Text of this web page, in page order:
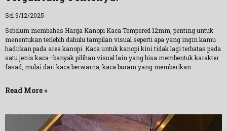
Sel 9/12/2025
Sebelum membahas Harga Kanopi Kaca Tempered 12mm, penting untuk
menentukan terlebih dahulu tampilan visual seperti apa yang ingin kamu
hadirkan pada area kanopi. Kaca untuk kanopi kini tidak lagi terbatas pada
satu jenis kaca—banyak pilihan visual lain yang bisa membentuk karakter
fasad, mulai dari kaca berwarna, kaca buram yang memberikan
Read More »